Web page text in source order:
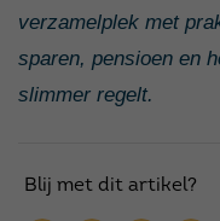
verzamelplek met
sparen, pensioen en
slimmer regelt.